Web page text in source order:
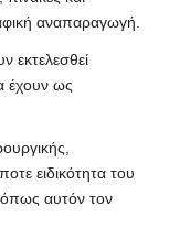
αναπαραγωγή.
εκτελεσθεί
έχουν ως
ειδικότητα του
όπως αυτόν τον